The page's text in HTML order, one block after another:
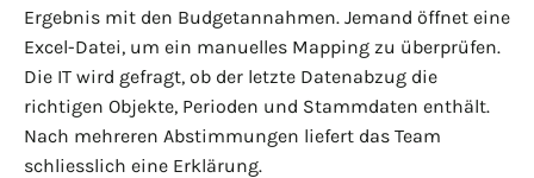
Ergebnis mit den Budgetannahmen. Jemand öffnet eine
Excel-Datei, um ein manuelles Mapping zu überprüfen.
Die IT wird gefragt, ob der letzte Datenabzug die
richtigen Objekte, Perioden und Stammdaten enthält.
Nach mehreren Abstimmungen liefert das Team
schliesslich eine Erklärung.